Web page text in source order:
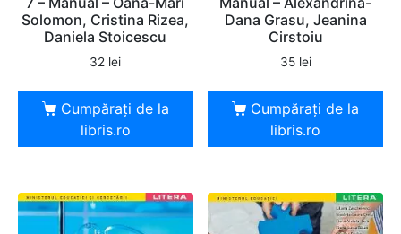
Solomon, Cristina Rizea,
Daniela Stoicescu
32 lei
Cumpărați de la
libris.ro
Dana Grasu, Jeanina
Cirstoiu
35 lei
Cumpărați de la
libris.ro